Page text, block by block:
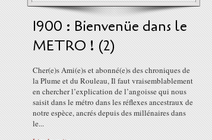
1900 : Bienvenüe dans le
METRO ! (2)
Cher(e)s Ami(e)s et abonné(e)s des chroniques de
la Plume et du Rouleau, Il faut vraisemblablement
en chercher l’explication de l’angoisse qui nous
saisit dans le métro dans les réflexes ancestraux de
notre espèce, ancrés depuis des millénaires dans
le...